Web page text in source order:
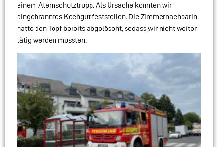
einem Atemschutztrupp. Als Ursache konnten wir
eingebranntes Kochgut feststellen. Die Zimmernachbarin
hatte den Topf bereits abgelöscht, sodass wir nicht weiter
tätig werden mussten.